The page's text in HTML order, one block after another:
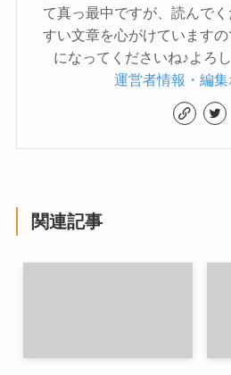
て真っ最中ですが、読んで
すい文章を心がけています
になってくださいね♪よろ
運営者情報・編
関連記事